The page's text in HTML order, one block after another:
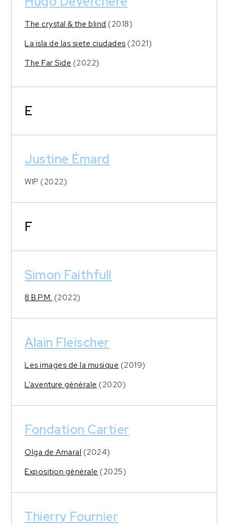
The crystal & the blind (2018)
La isla de las siete ciudades (2021)
The Far Side (2022)
E
Justine Émard
WIP (2022)
F
Simon Faithfull
8 B.P.M. (2022)
Alain Fleischer
Les images de la musique (2019)
L’aventure générale (2020)
Fondation Cartier
Olga de Amaral (2024)
Exposition générale (2025)
Thierry Fournier